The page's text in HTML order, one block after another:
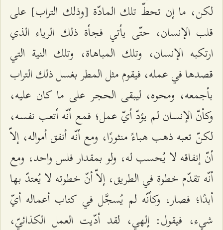
لكن، ما إن تحطّ تلك المادّة [وذلك التراب] على
قلب الإنسان، حتّى يأتي فجأة ذلك الرياء الذي
ارتكبه الإنسان، وتلك المباهاة، وتلك النية التي
قصدها في عمله، فيقوم مثل المطر بغسل ذلك التراب
بأجمعه، ومحوه، ليبقى الحجر على ما كان عليه،
وكأنّ الإنسان لم يؤدّ أيّ عمل؛ فمع أنّه أتعب نفسه،
لكنّ تعبه ذهب هباءً منثورًا، ومع أنّه أنفق أمواله، إلاّ
أنّ إنفاقه لا يُحسب له، ولو بمقدار فلس واحد، ومع
أنّه تقدّم خطوة في الطريق، إلاّ أنّ خطوته لا يُعتدّ بها
أبدًا؛ فصار، وكأنّه لم يُسجَّل في كتاب أعماله أيّ
شيء، فيقول: إلهي، لقد أدّيت العمل الكذائيّ،